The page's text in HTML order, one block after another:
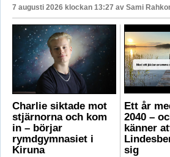
7 augusti 2026 klockan 13:27 av Sami
Charlie siktade mot
stjärnorna och kom
in – börjar
rymdgymnasiet i
Kiruna
Ett år
2040 –
känner
sig